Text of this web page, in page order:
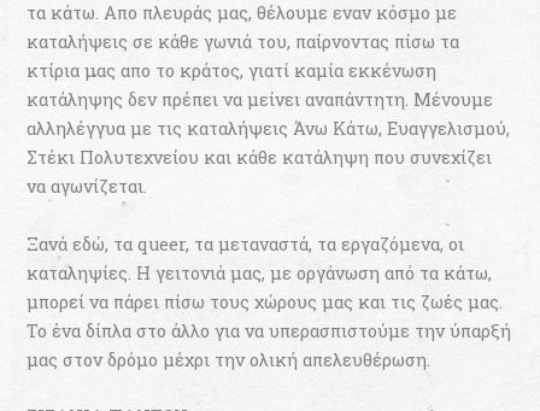
τα κάτω. Απο πλευράς μας, θέλουμε εναν κόσμο με
καταλήψεις σε κάθε γωνιά του, παίρνοντας πίσω τα
κτίρια μας απο το κράτος, γιατί καμία εκκένωση
κατάληψης δεν πρέπει να μείνει αναπάντητη. Μένουμε
αλληλέγγυα με τις καταλήψεις Άνω Κάτω, Ευαγγελισμού,
Στέκι Πολυτεχνείου και κάθε κατάληψη που συνεχίζει
να αγωνίζεται.
Ξανά εδώ, τα queer, τα μεταναστά, τα εργαζόμενα, οι
καταληψίες. Η γειτονιά μας, με οργάνωση από τα κάτω,
μπορεί να πάρει πίσω τους χώρους μας και τις ζωές μας.
Το ένα δίπλα στο άλλο για να υπερασπιστούμε την ύπαρξή
μας στον δρόμο μέχρι την ολική απελευθέρωση.